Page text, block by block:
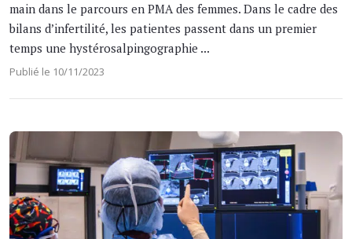
main dans le parcours en PMA des femmes. Dans le cadre des
bilans d’infertilité, les patientes passent dans un premier
temps une hystérosalpingographie ...
Publié le 10/11/2023